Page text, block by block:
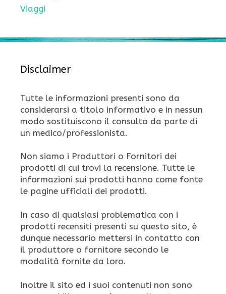
Viaggi
Disclaimer
Tutte le informazioni presenti sono da
considerarsi a titolo informativo e in nessun
modo sostituiscono il consulto da parte di
un medico/professionista.
Non siamo i Produttori o Fornitori dei
prodotti di cui trovi la recensione. Tutte le
informazioni sui prodotti hanno come fonte
le pagine ufficiali dei prodotti.
In caso di qualsiasi problematica con i
prodotti recensiti presenti su questo sito, è
dunque necessario mettersi in contatto con
il produttore o fornitore secondo le
modalità fornite da loro.
Inoltre il sito ed i suoi contenuti non sono